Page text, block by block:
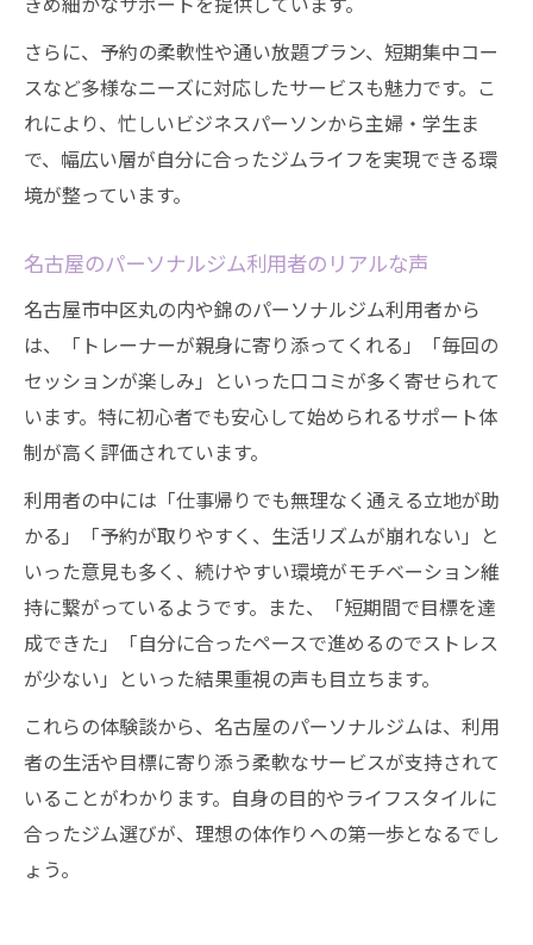
さらに、予約の柔軟性や通い放題プラン、短期集中コー
スなど多様なニーズに対応したサービスも魅力です。こ
れにより、忙しいビジネスパーソンから主婦・学生ま
で、幅広い層が自分に合ったジムライフを実現できる環
境が整っています。
名古屋のパーソナルジム利用者のリアルな声
名古屋市中区丸の内や錦のパーソナルジム利用者から
は、「トレーナーが親身に寄り添ってくれる」「毎回の
セッションが楽しみ」といった口コミが多く寄せられて
います。特に初心者でも安心して始められるサポート体
制が高く評価されています。
利用者の中には「仕事帰りでも無理なく通える立地が助
かる」「予約が取りやすく、生活リズムが崩れない」と
いった意見も多く、続けやすい環境がモチベーション維
持に繋がっているようです。また、「短期間で目標を達
成できた」「自分に合ったペースで進めるのでストレス
が少ない」といった結果重視の声も目立ちます。
これらの体験談から、名古屋のパーソナルジムは、利用
者の生活や目標に寄り添う柔軟なサービスが支持されて
いることがわかります。自身の目的やライフスタイルに
合ったジム選びが、理想の体作りへの第一歩となるでし
ょう。